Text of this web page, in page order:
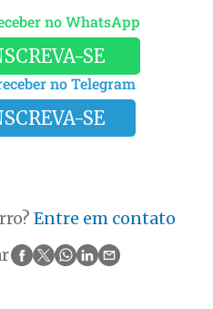
no WhatsApp
SE
no Telegram
SE
Entre em contato